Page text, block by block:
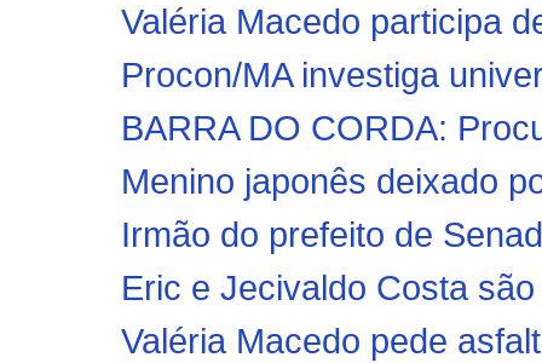
Valéria Macedo participa
Procon/MA investiga
BARRA DO CORDA:
Menino japonês deixado
Irmão do prefeito de
Eric e Jecivaldo Costa
Valéria Macedo pede